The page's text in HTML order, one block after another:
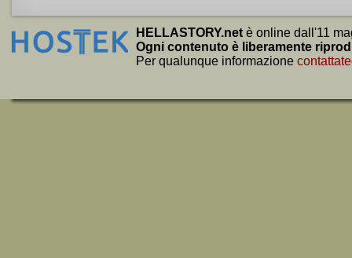
HELLASTORY.net è online dall'11
Ogni contenuto è liberamente
Per qualunque informazione